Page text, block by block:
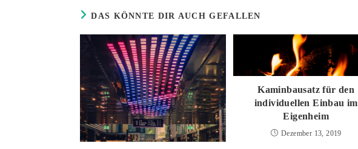
DAS KÖNNTE DIR AUCH GEFALLEN
Kaminbausatz für den
individuellen Einbau im
Eigenheim
Dezember 13, 2019